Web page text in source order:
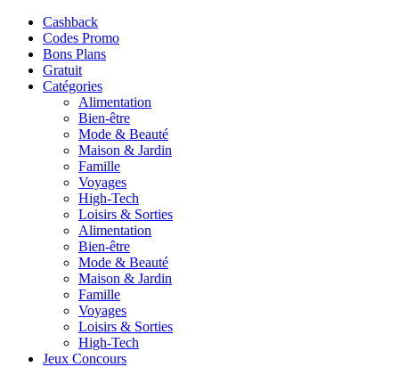
Cashback
Codes Promo
Bons Plans
Gratuit
Catégories
Alimentation
Bien-être
Mode & Beauté
Maison & Jardin
Famille
Voyages
High-Tech
Loisirs & Sorties
Alimentation
Bien-être
Mode & Beauté
Maison & Jardin
Famille
Voyages
Loisirs & Sorties
High-Tech
Jeux Concours